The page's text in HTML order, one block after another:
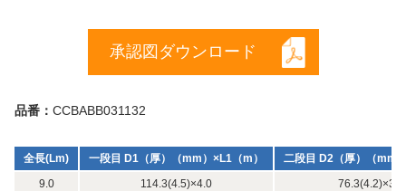
承認図ダウンロード
品番： CCBABB031132
全長(Lm) 一段目 D1（厚）（mm）×L1（m）
二段目 D2（厚）（mm
9.0
114.3(4.5)×4.0 76.3(4.2)×3.5